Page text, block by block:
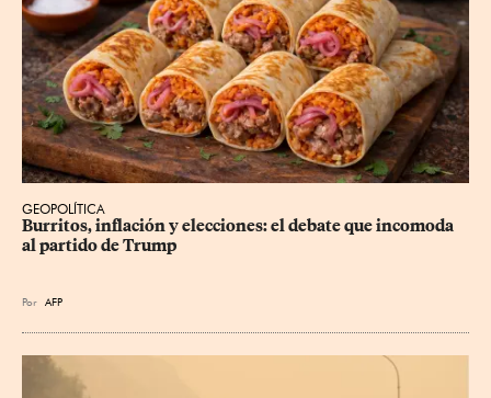
GEOPOLÍTICA
Burritos, inflación y elecciones: el debate que incomoda
al partido de Trump
Por AFP